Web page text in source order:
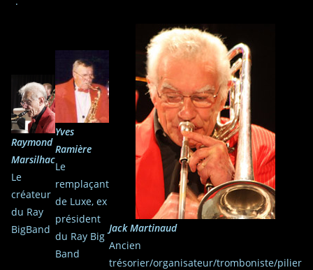
Raymond
Marsilhac
Le
créateur
du Ray
BigBand
Yves
Ramière
Le
remplaçant
de Luxe, ex
président
du Ray Big
Band
Jack Martinaud
Ancien
trésorier/organisateur/tromboniste/pilier